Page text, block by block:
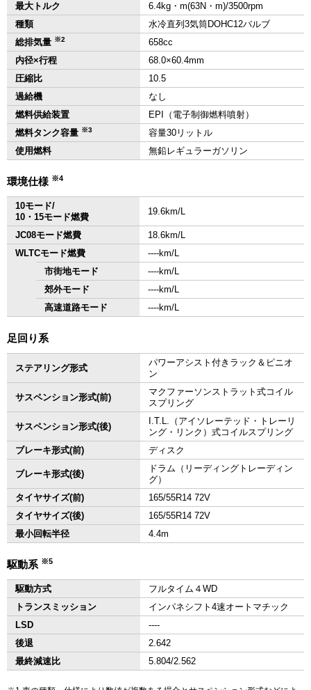
最大トルク
6.4kg・m(63N・m)/3500rpm
種類
水冷直列3気筒DOHC12バルブ
総排気量 ※2
658cc
内径×行程
68.0×60.4mm
圧縮比
10.5
過給機
なし
燃料供給装置
EPI（電子制御燃料噴射）
燃料タンク容量 ※3
容量30リットル
使用燃料
無鉛レギュラーガソリン
環境仕様 ※4
10モード/
10・15モード燃費
19.6km/L
JC08モード燃費
18.6km/L
WLTCモード燃費
‐‐‐‐km/L
市街地モード
‐‐‐‐km/L
郊外モード
‐‐‐‐km/L
高速道路モード
‐‐‐‐km/L
足回り系
ステアリング形式
パワーアシスト付きラック＆ピニオ
ン
サスペンション形式(前)
マクファーソンストラット式コイル
スプリング
サスペンション形式(後)
I.T.L.（アイソレーテッド・トレーリ
ング・リンク）式コイルスプリング
ブレーキ形式(前)
ディスク
ブレーキ形式(後)
ドラム（リーディングトレーディン
グ）
タイヤサイズ(前)
165/55R14 72V
タイヤサイズ(後)
165/55R14 72V
最小回転半径
4.4m
駆動系 ※5
駆動方式
フルタイム４WD
トランスミッション
インパネシフト4速オートマチック
LSD
‐‐‐‐
後退
2.642
最終減速比
5.804/2.562